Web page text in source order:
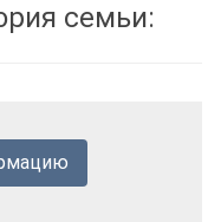
семьи: